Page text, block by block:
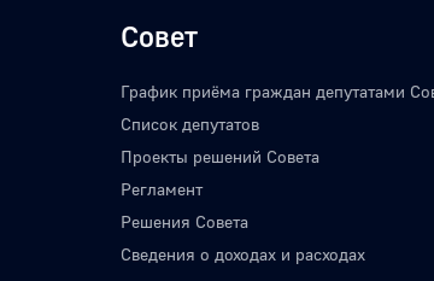
Совет
График приёма граждан депутатами
Список депутатов
Проекты решений Совета
Регламент
Решения Совета
Сведения о доходах и расходах